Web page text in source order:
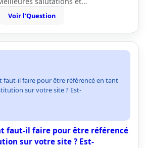
Voir l'Question
faut-il faire pour être référencé en tant
sur votre site ? Est-
faut-il faire pour être référencé
sur votre site ? Est-